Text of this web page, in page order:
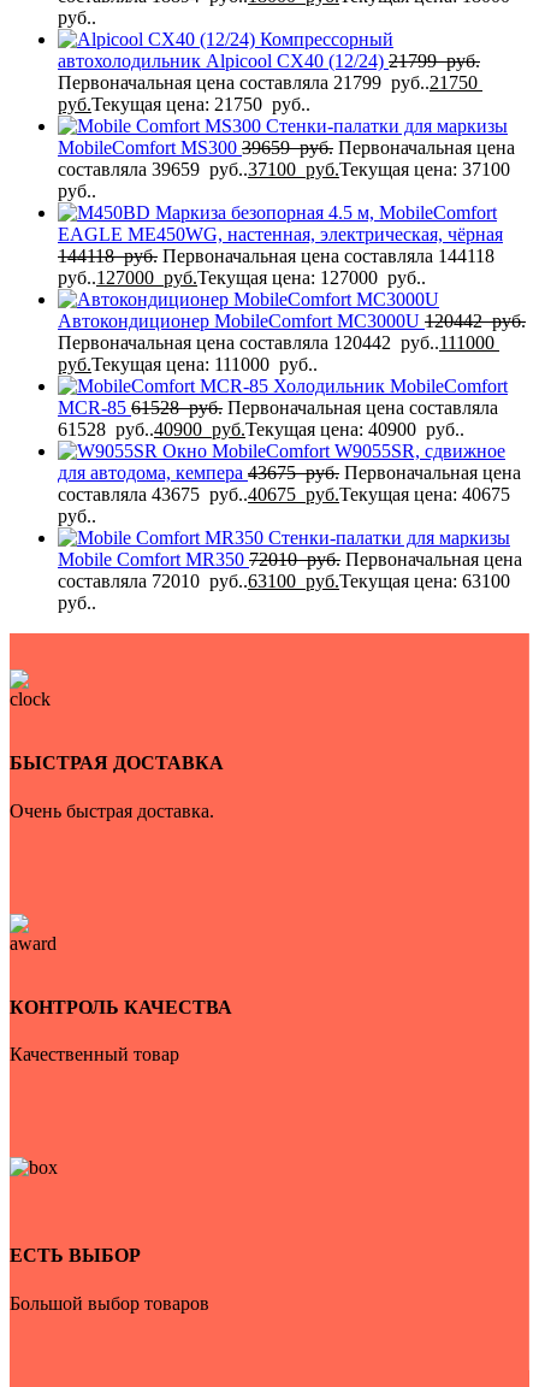
руб..
Компрессорный
автохолодильник Alpicool CX40 (12/24) 21799руб.
Первоначальная цена составляла 21799 руб..21750
руб.Текущая цена: 21750 руб..
Стенки-палатки для маркизы
MobileComfort МS300 39659руб. Первоначальная цена
составляла 39659 руб..37100 руб.Текущая цена: 37100
руб..
Маркиза безопорная 4.5 м, MobileComfort
EAGLE MЕ450WG, настенная, электрическая, чёрная
144118руб. Первоначальная цена составляла 144118
руб..127000 руб.Текущая цена: 127000 руб..
Автокондиционер MobileComfort MC3000U 120442руб.
Первоначальная цена составляла 120442 руб..111000
руб.Текущая цена: 111000 руб..
Холодильник MobileComfort
MCR-85 61528руб. Первоначальная цена составляла
61528 руб..40900 руб.Текущая цена: 40900 руб..
Окно MobileComfort W9055SR, сдвижное
для автодома, кемпера 43675руб. Первоначальная цена
составляла 43675 руб..40675 руб.Текущая цена: 40675
руб..
Стенки-палатки для маркизы
Mobile Comfort MR350 72010руб. Первоначальная цена
составляла 72010 руб..63100 руб.Текущая цена: 63100
руб..
БЫСТРАЯ ДОСТАВКА
Очень быстрая доставка.
КОНТРОЛЬ КАЧЕСТВА
Качественный товар
ЕСТЬ ВЫБОР
Большой выбор товаров